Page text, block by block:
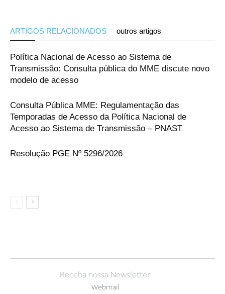
ARTIGOS RELACIONADOS outros artigos
Política Nacional de Acesso ao Sistema de
Transmissão: Consulta pública do MME discute novo
modelo de acesso
Consulta Pública MME: Regulamentação das
Temporadas de Acesso da Política Nacional de
Acesso ao Sistema de Transmissão – PNAST
Resolução PGE Nº 5296/2026
Receba nossa Newsletter
Webmail